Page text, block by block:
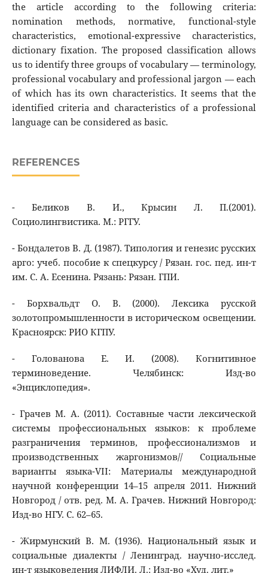
the article according to the following criteria:
nomination methods, normative, functional-style
characteristics, emotional-expressive characteristics,
dictionary fixation. The proposed classification allows
us to identify three groups of vocabulary — terminology,
professional vocabulary and professional jargon — each
of which has its own characteristics. It seems that the
identified criteria and characteristics of a professional
language can be considered as basic.
REFERENCES
- Беликов В. И., Крысин Л. П.(2001).
Социолингвистика. М.: РГГУ.
- Бондалетов В. Д. (1987). Типология и генезис русских
арго: учеб. пособие к спецкурсу / Рязан. гос. пед. ин-т
им. С. А. Есенина. Рязань: Рязан. ГПИ.
- Борхвальдт О. В. (2000). Лексика русской
золотопромышленности в историческом освещении.
Красноярск: РИО КГПУ.
- Голованова Е. И. (2008). Когнитивное
терминоведение. Челябинск: Изд-во
«Энциклопедия».
- Грачев М. А. (2011). Составные части лексической
системы профессиональных языков: к проблеме
разграничения терминов, профессионализмов и
производственных жаргонизмов// Социальные
варианты языка-VII: Материалы международной
научной конференции 14–15 апреля 2011. Нижний
Новгород / отв. ред. М. А. Грачев. Нижний Новгород:
Изд-во НГУ. С. 62–65.
- Жирмунский В. М. (1936). Национальный язык и
социальные диалекты / Ленинград. научно-исслед.
ин-т языковедения ЛИФЛИ. Л.: Изд-во «Худ. лит.»